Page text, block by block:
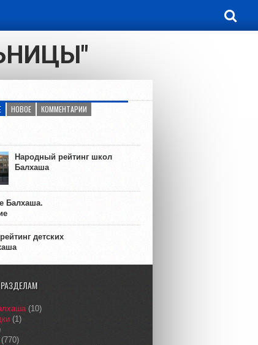
НОВОЕ КОММЕНТАРИИ
Народный рейтинг школ
Балхаша
Балхаша.
детских
(10)
(1)
(770)